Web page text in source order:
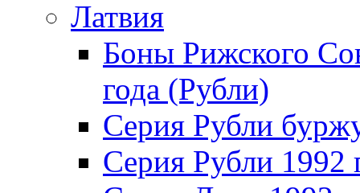
Латвия
Боны Рижского
года (Рубли)
Серия Рубли
Серия Рубли 1992